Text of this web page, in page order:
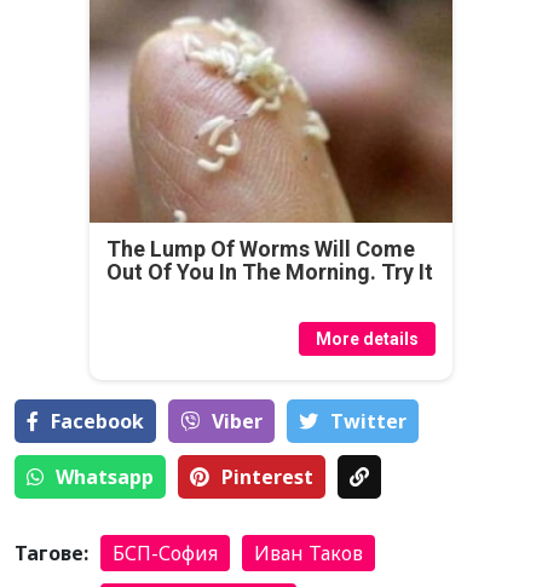
The Lump Of Worms Will Come
Out Of You In The Morning. Try It
More details
Facebook Viber Тwitter
Whatsapp Pinterest
Тагове: БСП-София
Иван Таков